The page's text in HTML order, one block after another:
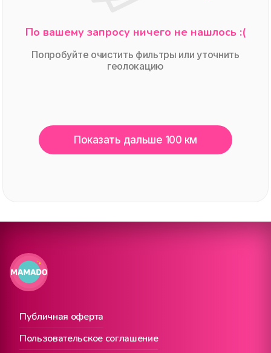
По вашему запросу ничего не нашлось :(
Попробуйте очистить фильтры или уточнить
геолокацию
Показать дальше 100 км
Публичная оферта
Пользовательское соглашение